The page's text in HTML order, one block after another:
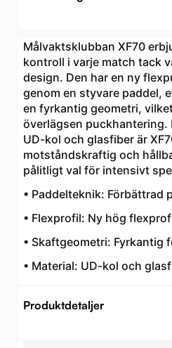
Målvaktsklubban XF70
kontroll i varje match tack
design. Den har en ny
genom en styvare paddel,
en fyrkantig geometri,
överlägsen puckhantering.
UD-kol och glasfiber är
motståndskraftig och
pålitligt val för intensivt
• Paddelteknik: Förbättrad
• Flexprofil: Ny hög
• Skaftgeometri: Fyrkantig
• Material: UD-kol och
Produktdetaljer